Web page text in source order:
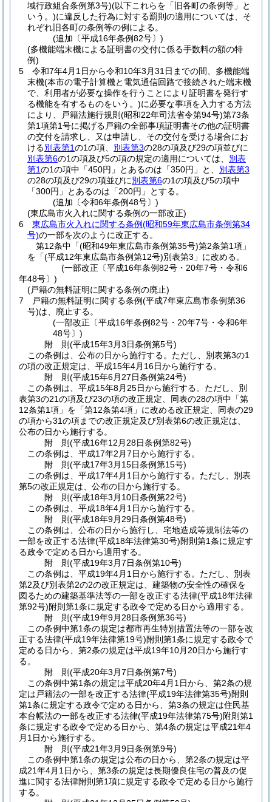
域行政組合条例第3号)(以下これらを「旧各町の条例等」と
いう。)に違反した行為に対する罰則の適用については、そ
れぞれ旧各町の条例等の例による。
(追加〔平成16年条例82号〕)
(多機能端末機による証明書の交付に係る手数料の額の特
例)
5
令和7年4月1日から令和10年3月31日までの間、多機能端
末機(本市の電子計算機と電気通信回路で接続された端末機
で、利用者が必要な操作を行うことにより証明書を発行す
る機能を有するものをいう。)に必要な事項を入力する方法
により、戸籍法施行規則 (昭和22年司法省令第94号)第73条
第1項第1号に掲げる戸籍の全部事項証明書その他の証明書
の交付を請求し、又は申請し、その交付を受ける場合にお
ける別表第1の1の項、 別表第3の28の項及び29の項並びに
別表第6の1の項及び5の項の規定の適用については、 別表
第1の1の項中「450円」とあるのは「350円」と、 別表第3
の28の項及び29の項並びに別表第6の1の項及び5の項中
「300円」とあるのは「200円」とする。
(追加〔令和6年条例48号〕)
(東広島市火入れに関する条例の一部改正)
6
東広島市火入れに関する条例(昭和59年東広島市条例第34
号)の一部を次のように改正する。
第12条中「(昭和49年東広島市条例第35号)第2条第1項」
を「(平成12年東広島市条例第12号)別表第3」に改める。
(一部改正〔平成16年条例82号・20年7号・令和6
年48号〕)
(戸籍の無料証明に関する条例の廃止)
7
戸籍の無料証明に関する条例(平成7年東広島市条例第36
号)は、廃止する。
(一部改正〔平成16年条例82号・20年7号・令和6年
48号〕)
附 則(平成15年3月3日条例第5号)
この条例は、公布の日から施行する。 ただし、別表第3の1
の項の改正規定は、平成15年4月16日から施行する。
附 則(平成15年6月27日条例第24号)
この条例は、平成15年8月25日から施行する。 ただし、別
表第3の21の項及び23の項の改正規定、同表の28の項中「第
12条第1項」を「第12条第4項」に改める改正規定、同表の29
の項から31の項までの改正規定及び別表第6の改正規定は、
公布の日から施行する。
附 則(平成16年12月28日条例第82号)
この条例は、平成17年2月7日から施行する。
附 則(平成17年3月15日条例第15号)
この条例は、平成17年4月1日から施行する。 ただし、別表
第5の改正規定は、公布の日から施行する。
附 則(平成18年3月10日条例第22号)
この条例は、平成18年4月1日から施行する。
附 則(平成18年9月29日条例第48号)
この条例は、公布の日から施行し、宅地造成等規制法等の
一部を改正する法律(平成18年法律第30号)附則第1条に規定す
る政令で定める日から適用する。
附 則(平成19年3月7日条例第10号)
この条例は、平成19年4月1日から施行する。 ただし、別表
第2及び別表第2の2の改正規定は、建築物の安全性の確保を
図るための建築基準法等の一部を改正する法律(平成18年法律
第92号)附則第1条に規定する政令で定める日から適用する。
附 則(平成19年9月28日条例第36号)
この条例中第1条の規定は都市再生特別措置法等の一部を改
正する法律(平成19年法律第19号)附則第1条に規定する政令で
定める日から、第2条の規定は平成19年10月20日から施行す
る。
附 則(平成20年3月7日条例第7号)
この条例中第1条の規定は平成20年4月1日から、第2条の規
定は戸籍法の一部を改正する法律(平成19年法律第35号)附則
第1条に規定する政令で定める日から、第3条の規定は住民基
本台帳法の一部を改正する法律(平成19年法律第75号)附則第1
条に規定する政令で定める日から、第4条の規定は平成21年4
月1日から施行する。
附 則(平成21年3月9日条例第9号)
この条例中第1条の規定は公布の日から、第2条の規定は平
成21年4月1日から、第3条の規定は長期優良住宅の普及の促
進に関する法律附則第1項に規定する政令で定める日から施行
する。